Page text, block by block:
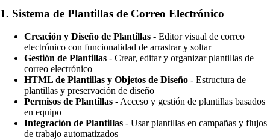
1. Sistema de Plantillas de Correo Electrónico
Creación y Diseño de Plantillas - Editor visual de correo
electrónico con funcionalidad de arrastrar y soltar
Gestión de Plantillas - Crear, editar y organizar plantillas de
correo electrónico
HTML de Plantillas y Objetos de Diseño - Estructura de
plantillas y preservación de diseño
Permisos de Plantillas - Acceso y gestión de plantillas basados
en equipo
Integración de Plantillas - Usar plantillas en campañas y flujos
de trabajo automatizados